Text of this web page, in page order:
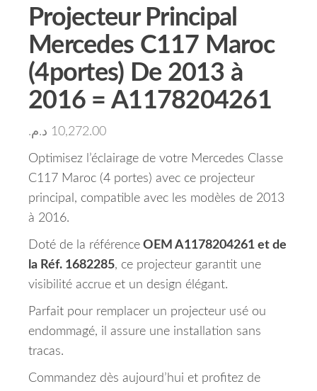
Projecteur Principal
Mercedes C117 Maroc
(4portes) De 2013 à
2016 = A1178204261
10,272.00 د.م.
Optimisez l’éclairage de votre Mercedes Classe
C117 Maroc (4 portes) avec ce projecteur
principal, compatible avec les modèles de 2013
à 2016.
Doté de la référence OEM A1178204261 et de
la Réf. 1682285, ce projecteur garantit une
visibilité accrue et un design élégant.
Parfait pour remplacer un projecteur usé ou
endommagé, il assure une installation sans
tracas.
Commandez dès aujourd’hui et profitez de